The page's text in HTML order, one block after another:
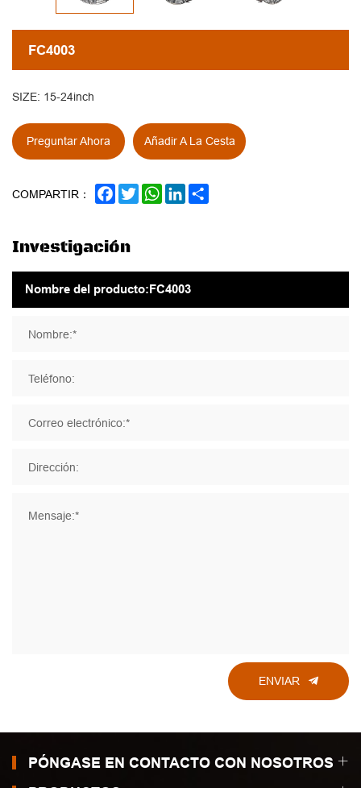
FC4003
SIZE: 15-24inch
Preguntar Ahora Añadir A La Cesta
COMPARTIR： FACEBOOK
TWITTERWHATSAPP
LINKEDIN
Investigación
Nombre:*
Teléfono:
Correo electrónico:*
Dirección:
Mensaje:*
ENVIAR
PÓNGASE EN CONTACTO CON NOSOTROS